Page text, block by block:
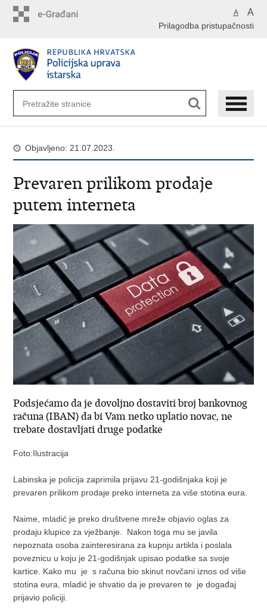
A A
Prilagodba pristupačnosti
Objavljeno: 21.07.2023.
Prevaren prilikom prodaje
putem interneta
Podsjećamo da je dovoljno dostaviti broj bankovnog
računa (IBAN) da bi Vam netko uplatio novac, ne
trebate dostavljati druge podatke
Foto:Ilustracija
Labinska je policija zaprimila prijavu 21-godišnjaka koji je
prevaren prilikom prodaje preko interneta za više stotina eura.
Naime, mladić je preko društvene mreže objavio oglas za
prodaju klupice za vježbanje. Nakon toga mu se javila
nepoznata osoba zainteresirana za kupnju artikla i poslala
poveznicu u koju je 21-godišnjak upisao podatke sa svoje
kartice. Kako mu je s računa bio skinut novčani iznos od više
stotina eura, mladić je shvatio da je prevaren te je događaj
prijavio policiji.